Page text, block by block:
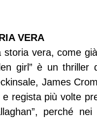
VERA
storia vera, come
girl” è un
James
regista più volte
perché